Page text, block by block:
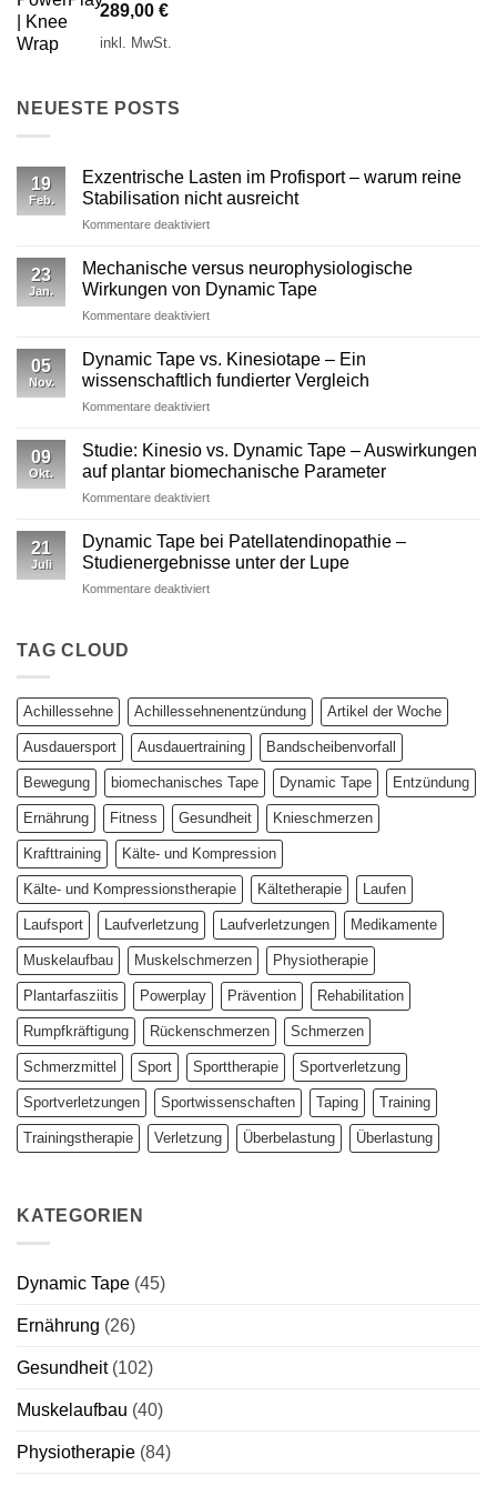
289,00 €
inkl. MwSt.
NEUESTE POSTS
19
Feb.
Exzentrische Lasten im Profisport – warum reine
Stabilisation nicht ausreicht
Kommentare deaktiviertfür
im
Profisport
–
reine
Stabilisation
ausreicht
23
Jan.
Mechanische versus neurophysiologische
Wirkungen von Dynamic Tape
Kommentare deaktiviertfür
versus
neurophysiologische
Wirkungen
von
05
Nov.
Dynamic Tape vs. Kinesiotape – Ein
wissenschaftlich fundierter Vergleich
Kommentare deaktiviertfür
Tape
Kinesiotape
–
wissenschaftlich
fundierter
09
Okt.
Studie: Kinesio vs. Dynamic Tape – Auswirkungen
auf plantar biomechanische Parameter
Kommentare deaktiviertfür
Kinesio
Dynamic
Tape
Parameter
21
Juli
Dynamic Tape bei Patellatendinopathie –
Studienergebnisse unter der Lupe
Kommentare deaktiviertfür
Studienergebnisse
unter
der
TAG CLOUD
Achillessehne Achillessehnenentzündung Artikel der Woche
Ausdauersport Ausdauertraining Bandscheibenvorfall
Bewegung biomechanisches Tape Dynamic Tape Entzündung
Ernährung Fitness Gesundheit Knieschmerzen
Krafttraining Kälte- und Kompression
Kälte- und Kompressionstherapie Kältetherapie Laufen
Laufsport Laufverletzung Laufverletzungen Medikamente
Muskelaufbau Muskelschmerzen Physiotherapie
Plantarfasziitis Powerplay Prävention Rehabilitation
Rumpfkräftigung Rückenschmerzen Schmerzen
Schmerzmittel Sport Sporttherapie Sportverletzung
Sportverletzungen Sportwissenschaften Taping Training
Trainingstherapie Verletzung Überbelastung Überlastung
KATEGORIEN
Dynamic Tape (45)
Ernährung (26)
Gesundheit(102)
Muskelaufbau (40)
Physiotherapie (84)